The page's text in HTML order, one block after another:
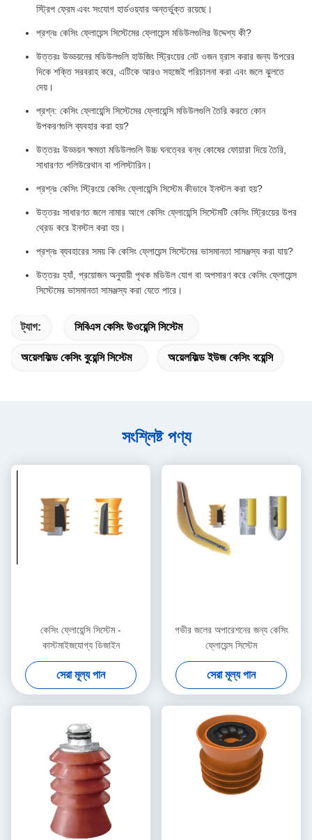
স্ট্রিপ ফ্রেম এবং সংযোগ হার্ডওয়্যার অন্তর্ভুক্ত রয়েছে।
প্রশ্নঃ কেসিং ফ্লোয়েন্স সিস্টেমের ফ্লোয়েন্স মডিউলগুলির উদ্দেশ্য কী?
উত্তরঃ উড্ডয়নের মডিউলগুলি হাউজিং স্ট্রিংয়ের নেট ওজন হ্রাস করার জন্য উপরের
দিকে শক্তি সরবরাহ করে, এটিকে আরও সহজেই পরিচালনা করা এবং জলে ঝুলতে
দেয়।
প্রশ্ন: কেসিং ফ্লোয়েন্সি সিস্টেমের ফ্লোয়েন্সি মডিউলগুলি তৈরি করতে কোন
উপকরণগুলি ব্যবহার করা হয়?
উত্তরঃ উড্ডয়ন ক্ষমতা মডিউলগুলি উচ্চ ঘনত্বের বন্ধ কোষের ফোয়ারা দিয়ে তৈরি,
সাধারণত পলিউরেথান বা পলিস্টারিন।
প্রশ্নঃ কেসিং স্ট্রিংয়ে কেসিং ফ্লোয়েন্সি সিস্টেম কীভাবে ইনস্টল করা হয়?
উত্তরঃ সাধারণত জলে নামার আগে কেসিং ফ্লোয়েন্সি সিস্টেমটি কেসিং স্ট্রিংয়ের উপর
থ্রেড করে ইনস্টল করা হয়।
প্রশ্নঃ ব্যবহারের সময় কি কেসিং ফ্লোয়েন্স সিস্টেমের ভাসমানতা সামঞ্জস্য করা যায়?
উত্তরঃ হ্যাঁ, প্রয়োজন অনুযায়ী পৃথক মডিউল যোগ বা অপসারণ করে কেসিং ফ্লোয়েন্স
সিস্টেমের ভাসমানতা সামঞ্জস্য করা যেতে পারে।
ট্যাগ: সিবিএস কেসিং উওয়েন্সি সিস্টেম
অয়েলফিল্ড কেসিং বুয়েন্সি সিস্টেম অয়েলফিল্ড ইউজ কেসিং বয়েন্সি
সংশ্লিষ্ট পণ্য
কেসিং ফ্লোয়েন্সি সিস্টেম -
কাস্টমাইজযোগ্য ডিজাইন
সেরা মূল্য পান
গভীর জলের অপারেশনের জন্য কেসিং
ফ্লোয়েন্স সিস্টেম
সেরা মূল্য পান